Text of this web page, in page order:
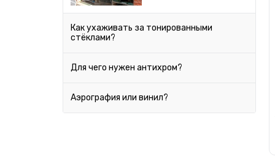
Мокко
Песочный
Слоновая кость
Chrysler
Citroen
Daewoo
Datsun
Как ухаживать за тонированными
стёклами?
Для чего нужен антихром?
Аэрография или винил?